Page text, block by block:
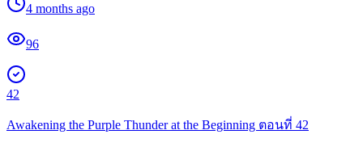
4 months ago
96
42
Awakening the Purple Thunder at the Beginning ตอนที่ 42